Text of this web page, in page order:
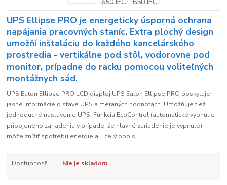
UPS Ellipse PRO je energeticky úsporná ochrana
napájania pracovných staníc. Extra plochý design
umožňí inštaláciu do každého kancelárského
prostredia - vertikálne pod stôl, vodorovne pod
monitor, prípadne do racku pomocou voliteľných
montážnych sád.
UPS Eaton Ellipse PRO LCD displej UPS Eaton Ellipse PRO poskytuje
jasné informácie o stave UPS a meraných hodnotách. Umožňuje tiež
jednoduché nastavenie UPS. Funkcia EcoControl (automatické vypnutie
pripojeného zariadenia v prípade, že hlavné zariadenie je vypnuté)
môže znížiť spotrebu energie a... celý popis
Dostupnosť Nie je skladom